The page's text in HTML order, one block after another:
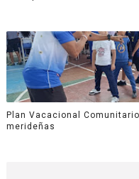
Plan Vacacional
merideñas